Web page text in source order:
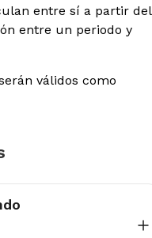
entre sí a partir del
entre un periodo y
válidos como